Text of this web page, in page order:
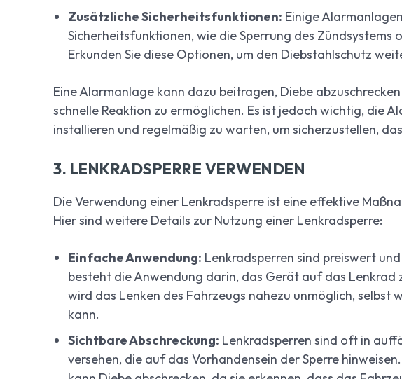
Zusätzliche Sicherheitsfunktionen: Einige
Sicherheitsfunktionen, wie die Sperrung des Zündsystems
Erkunden Sie diese Optionen, um den Diebstahlschutz
Eine Alarmanlage kann dazu beitragen, Diebe
schnelle Reaktion zu ermöglichen. Es ist jedoch wichtig, die
installieren und regelmäßig zu warten, um sicherzustellen,
3. LENKRADSPERRE VERWENDEN
Die Verwendung einer Lenkradsperre ist eine effektive
Hier sind weitere Details zur Nutzung einer Lenkradsperre:
Einfache Anwendung: Lenkradsperren sind preiswert
besteht die Anwendung darin, das Gerät auf das Lenkrad
wird das Lenken des Fahrzeugs nahezu unmöglich, selbst
kann.
Sichtbare Abschreckung: Lenkradsperren sind oft in
versehen, die auf das Vorhandensein der Sperre